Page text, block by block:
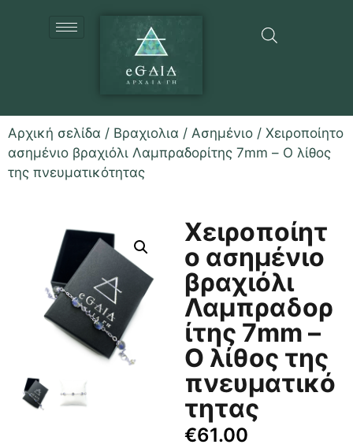
Αρχική σελίδα / Βραχιολια / Ασημένιο / Χειροποίητο
ασημένιο βραχιόλι Λαμπραδορίτης 7mm – Ο λίθος
της πνευματικότητας
Χειροποίητ
ο ασημένιο
βραχιόλι
Λαμπραδορ
ίτης 7mm –
Ο λίθος της
πνευματικό
τητας
€61.00